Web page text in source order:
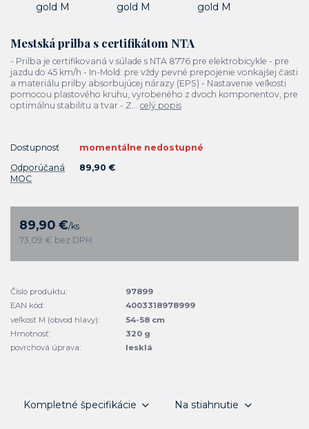
Mestská prilba s certifikátom NTA
- Prilba je certifikovaná v súlade s NTA 8776 pre elektrobicykle - pre
jazdu do 45 km/h - In-Mold: pre vždy pevné prepojenie vonkajšej časti
a materiálu prilby absorbujúcej nárazy (EPS) - Nastavenie veľkosti
pomocou plastového kruhu, vyrobeného z dvoch komponentov, pre
optimálnu stabilitu a tvar - Z... celý popis
Dostupnosť
momentálne nedostupné
Odporúčaná
MOC
89,90 €
89,90 €/ks
73,09 € bez DPH
Číslo produktu:
97899
EAN kód:
4003318978999
veľkosť M (obvod hlavy):
54-58 cm
Hmotnosť:
320 g
povrchová úprava:
lesklá
Kompletné špecifikácie Na stiahnutie